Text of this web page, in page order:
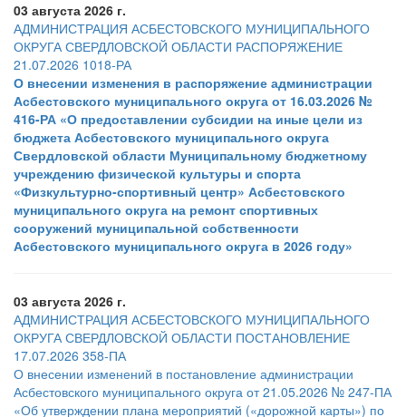
03 августа 2026 г.
АДМИНИСТРАЦИЯ АСБЕСТОВСКОГО МУНИЦИПАЛЬНОГО
ОКРУГА СВЕРДЛОВСКОЙ ОБЛАСТИ РАСПОРЯЖЕНИЕ
21.07.2026 1018-РА
О внесении изменения в распоряжение администрации
Асбестовского муниципального округа от 16.03.2026 №
416-РА «О предоставлении субсидии на иные цели из
бюджета Асбестовского муниципального округа
Свердловской области Муниципальному бюджетному
учреждению физической культуры и спорта
«Физкультурно-спортивный центр» Асбестовского
муниципального округа на ремонт спортивных
сооружений муниципальной собственности
Асбестовского муниципального округа в 2026 году»
03 августа 2026 г.
АДМИНИСТРАЦИЯ АСБЕСТОВСКОГО МУНИЦИПАЛЬНОГО
ОКРУГА СВЕРДЛОВСКОЙ ОБЛАСТИ ПОСТАНОВЛЕНИЕ
17.07.2026 358-ПА
О внесении изменений в постановление администрации
Асбестовского муниципального округа от 21.05.2026 № 247-ПА
«Об утверждении плана мероприятий («дорожной карты») по